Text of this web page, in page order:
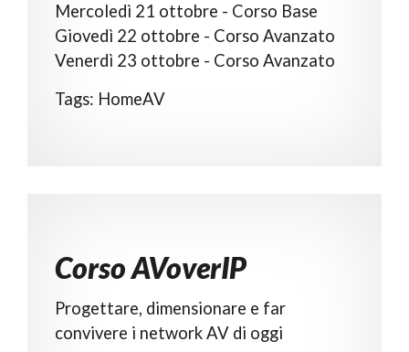
Mercoledì 21 ottobre - Corso Base
Giovedì 22 ottobre - Corso Avanzato
Tags: HomeAV
Corso AVoverIP
Progettare, dimensionare e far
convivere i network AV di oggi